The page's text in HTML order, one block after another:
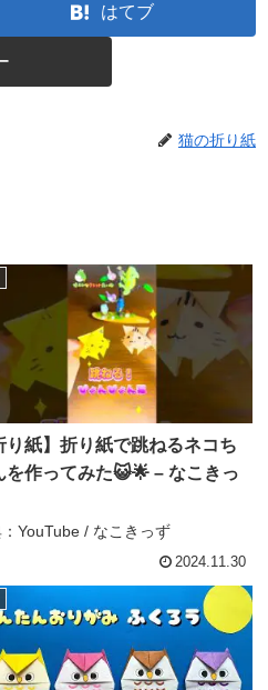
はてブ
猫の折り紙
り紙】折り紙で跳ねるネコち
を作ってみた😺🌟 – なこきっ
YouTube / なこきっず
2024.11.30